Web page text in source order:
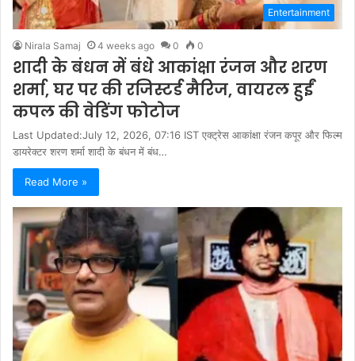
Entertainment
Nirala Samaj 4 weeks ago 0 0
शादी के बंधन में बंधे आकांक्षा रंजन और शरण
शर्मा, घर पर की रजिस्टर्ड मैरिज, वायरल हुईं
कपल की वेडिंग फोटोज
Last Updated:July 12, 2026, 07:16 IST एक्ट्रेस आकांक्षा रंजन कपूर और फिल्म
डायरेक्टर शरण शर्मा शादी के बंधन में बंध…
Read More »